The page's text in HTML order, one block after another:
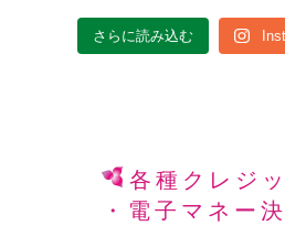
さらに読み込む
各種クレジ
・電子マネー